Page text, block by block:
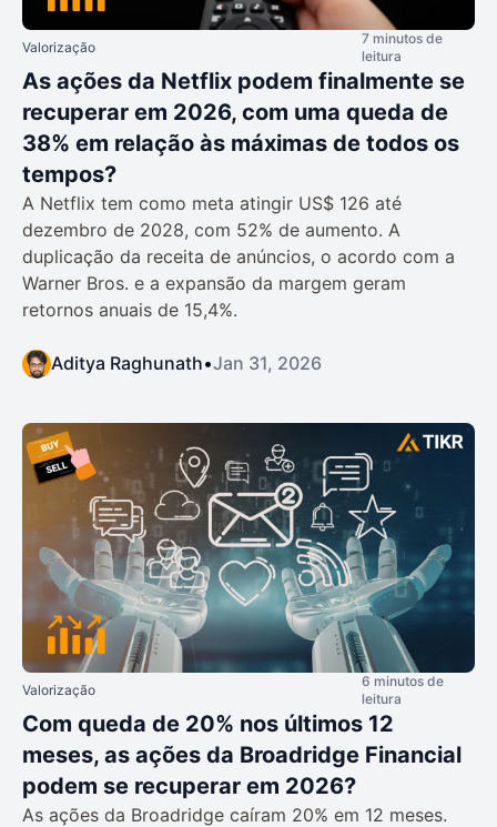
Valorização
7 minutos de
leitura
As ações da Netflix podem finalmente se
recuperar em 2026, com uma queda de
38% em relação às máximas de todos os
tempos?
A Netflix tem como meta atingir US$ 126 até
dezembro de 2028, com 52% de aumento. A
duplicação da receita de anúncios, o acordo com a
Warner Bros. e a expansão da margem geram
retornos anuais de 15,4%.
Aditya Raghunath•Jan 31, 2026
Valorização
6 minutos de
leitura
Com queda de 20% nos últimos 12
meses, as ações da Broadridge Financial
podem se recuperar em 2026?
As ações da Broadridge caíram 20% em 12 meses.